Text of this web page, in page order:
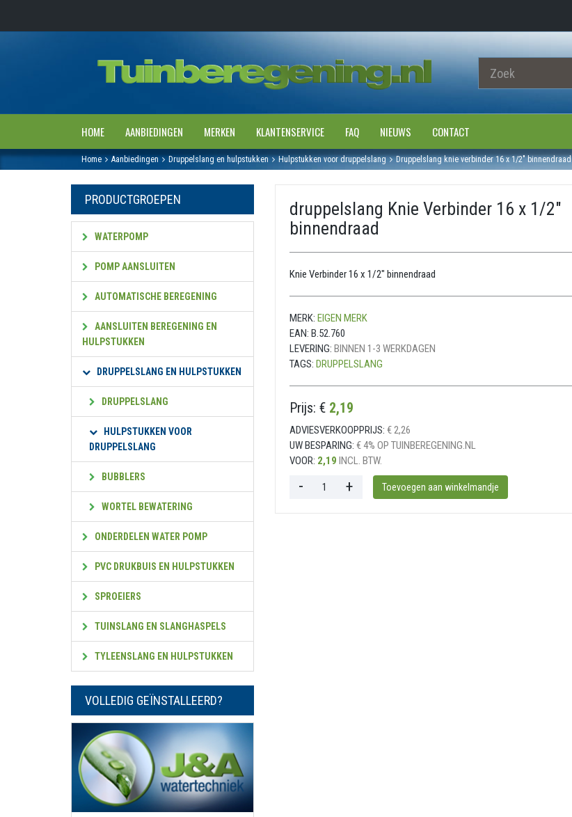
HOME AANBIEDINGEN MERKEN KLANTENSERVICE FAQ NIEUWS CONTACT
Home Aanbiedingen Druppelslang en hulpstukken Hulpstukken voor druppelslang Druppelslang knie verbinder 16 x 1/2" binnendraad
PRODUCTGROEPEN
WATERPOMP
POMP AANSLUITEN
AUTOMATISCHE BEREGENING
AANSLUITEN BEREGENING EN
HULPSTUKKEN
DRUPPELSLANG EN HULPSTUKKEN
DRUPPELSLANG
HULPSTUKKEN VOOR
DRUPPELSLANG
BUBBLERS
WORTEL BEWATERING
ONDERDELEN WATER POMP
PVC DRUKBUIS EN HULPSTUKKEN
SPROEIERS
TUINSLANG EN SLANGHASPELS
TYLEENSLANG EN HULPSTUKKEN
VOLLEDIG GEÏNSTALLEERD?
druppelslang Knie Verbinder 16 x 1/2"
binnendraad
Knie Verbinder 16 x 1/2" binnendraad
MERK: EIGEN MERK
EAN: B.52.760
LEVERING: BINNEN 1-3 WERKDAGEN
TAGS: DRUPPELSLANG
Prijs: € 2,19
ADVIESVERKOOPPRIJS: € 2,26
UW BESPARING: € 4% OP TUINBEREGENING.NL
VOOR: 2,19 INCL. BTW.